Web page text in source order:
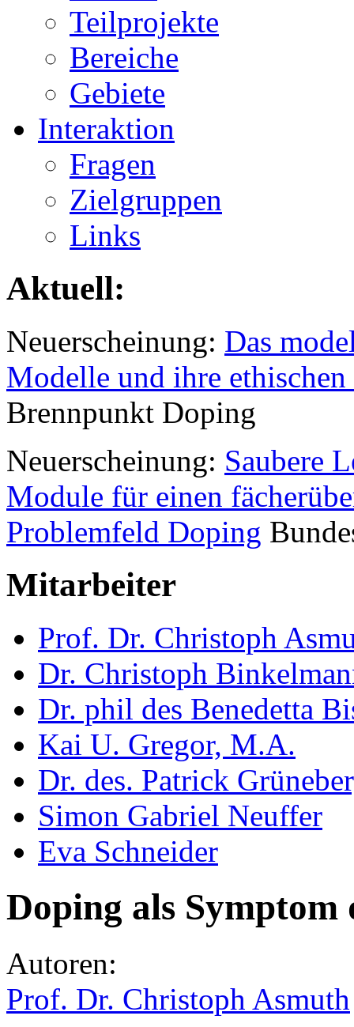
Teilprojekte
Bereiche
Gebiete
Interaktion
Fragen
Zielgruppen
Links
Aktuell:
Neuerscheinung: Das
Modelle und ihre
Brennpunkt Doping
Neuerscheinung: Saubere
Module für einen
Problemfeld Doping
Mitarbeiter
Prof. Dr. Christoph
Dr. Christoph
Dr. phil des Benedetta
Kai U. Gregor, M.A.
Dr. des. Patrick
Simon Gabriel Neuffer
Eva Schneider
Doping als Symptom
Autoren:
Prof. Dr. Christoph Asmuth